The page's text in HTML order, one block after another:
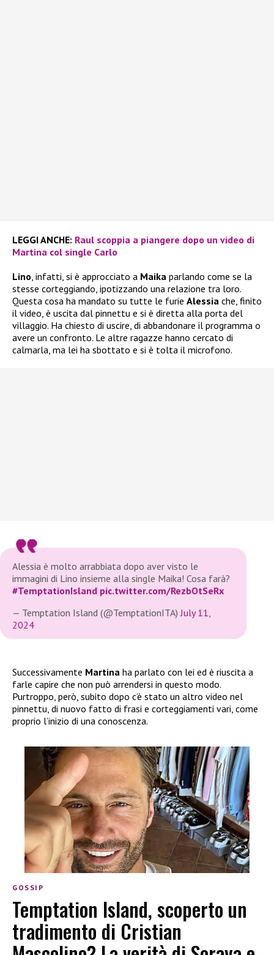
LEGGI ANCHE: Raul scoppia a piangere dopo un video di
Martina col single Carlo
Lino, infatti, si è approcciato a Maika parlando come se la
stesse corteggiando, ipotizzando una relazione tra loro.
Questa cosa ha mandato su tutte le furie Alessia che, finito
il video, è uscita dal pinnettu e si è diretta alla porta del
villaggio. Ha chiesto di uscire, di abbandonare il programma o
avere un confronto. Le altre ragazze hanno cercato di
calmarla, ma lei ha sbottato e si è tolta il microfono.
Alessia è molto arrabbiata dopo aver visto le
immagini di Lino insieme alla single Maika! Cosa farà?
#TemptationIsland pic.twitter.com/RezbOtSeRx
— Temptation Island (@TemptationITA)July 11,
2024
Successivamente Martina ha parlato con lei ed è riuscita a
farle capire che non può arrendersi in questo modo.
Purtroppo, però, subito dopo c’è stato un altro video nel
pinnettu, di nuovo fatto di frasi e corteggiamenti vari, come
proprio l’inizio di una conoscenza.
GOSSIP
Temptation Island, scoperto un
tradimento di Cristian